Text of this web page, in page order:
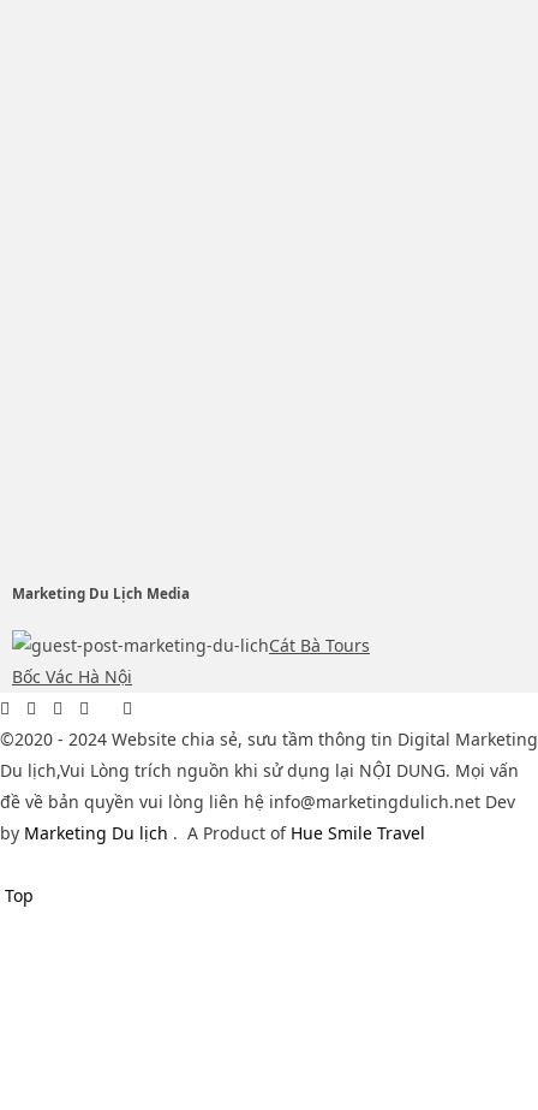
Marketing Du Lịch Media
Cát Bà Tours
Bốc Vác Hà Nội
©2020 - 2024 Website chia sẻ, sưu tầm thông tin Digital Marketing
Du lịch,Vui Lòng trích nguồn khi sử dụng lại NỘI DUNG. Mọi vấn
đề về bản quyền vui lòng liên hệ info@marketingdulich.net Dev
by Marketing Du lịch . A Product of Hue Smile Travel
Top